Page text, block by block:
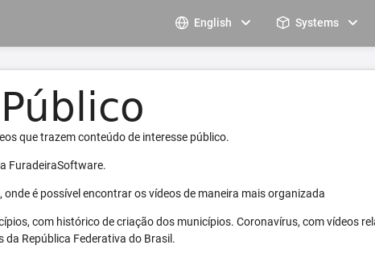
English Systems
que trazem conteúdo de interesse público.
FuradeiraSoftware.
é possível encontrar os vídeos de maneira mais organizada
com histórico de criação dos municípios. Coronavírus, com vídeos
da República Federativa do Brasil.